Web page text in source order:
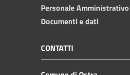
Personale Amministrativo
Documenti e dati
CONTATTI